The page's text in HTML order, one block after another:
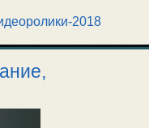
2018